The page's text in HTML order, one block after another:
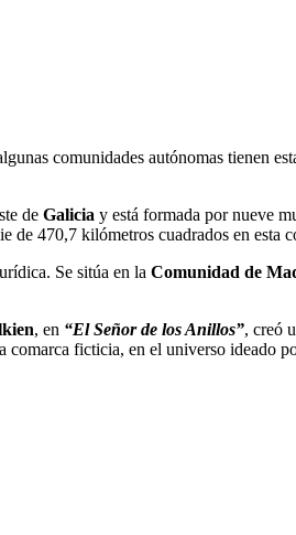
comunidades autónomas tienen
de Galicia y está formada por nueve
de 470,7 kilómetros cuadrados en esta
Se sitúa en la Comunidad de
, en “El Señor de los Anillos”, creó
comarca ficticia, en el universo ideado